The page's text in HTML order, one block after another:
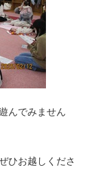
んでみません
ひお越しくださ